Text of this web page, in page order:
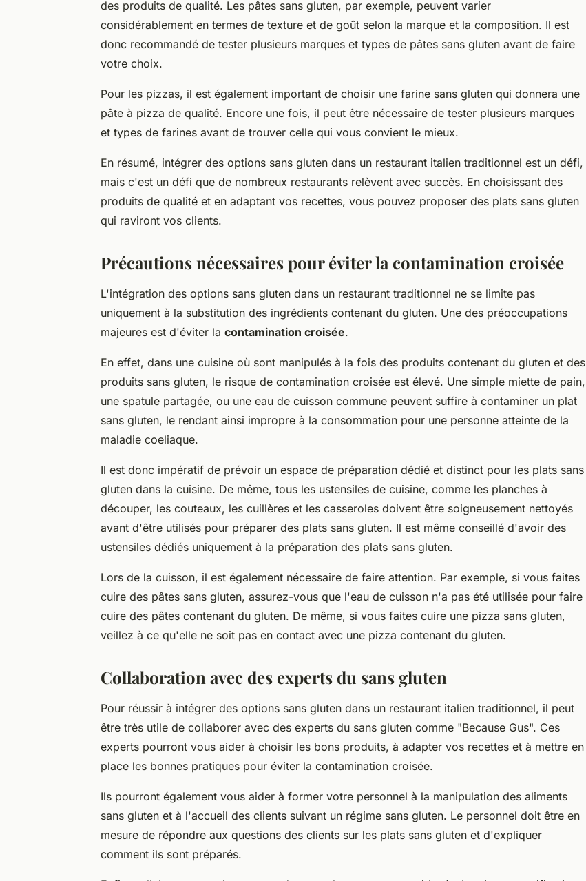
des produits de qualité. Les pâtes sans gluten, par exemple, peuvent varier
considérablement en termes de texture et de goût selon la marque et la composition. Il est
donc recommandé de tester plusieurs marques et types de pâtes sans gluten avant de faire
votre choix.
Pour les pizzas, il est également important de choisir une farine sans gluten qui donnera une
pâte à pizza de qualité. Encore une fois, il peut être nécessaire de tester plusieurs marques
et types de farines avant de trouver celle qui vous convient le mieux.
En résumé, intégrer des options sans gluten dans un restaurant italien traditionnel est un défi,
mais c'est un défi que de nombreux restaurants relèvent avec succès. En choisissant des
produits de qualité et en adaptant vos recettes, vous pouvez proposer des plats sans gluten
qui raviront vos clients.
Précautions nécessaires pour éviter la contamination croisée
L'intégration des options sans gluten dans un restaurant traditionnel ne se limite pas
uniquement à la substitution des ingrédients contenant du gluten. Une des préoccupations
majeures est d'éviter la contamination croisée.
En effet, dans une cuisine où sont manipulés à la fois des produits contenant du gluten et des
produits sans gluten, le risque de contamination croisée est élevé. Une simple miette de pain,
une spatule partagée, ou une eau de cuisson commune peuvent suffire à contaminer un plat
sans gluten, le rendant ainsi impropre à la consommation pour une personne atteinte de la
maladie coeliaque.
Il est donc impératif de prévoir un espace de préparation dédié et distinct pour les plats sans
gluten dans la cuisine. De même, tous les ustensiles de cuisine, comme les planches à
découper, les couteaux, les cuillères et les casseroles doivent être soigneusement nettoyés
avant d'être utilisés pour préparer des plats sans gluten. Il est même conseillé d'avoir des
ustensiles dédiés uniquement à la préparation des plats sans gluten.
Lors de la cuisson, il est également nécessaire de faire attention. Par exemple, si vous faites
cuire des pâtes sans gluten, assurez-vous que l'eau de cuisson n'a pas été utilisée pour faire
cuire des pâtes contenant du gluten. De même, si vous faites cuire une pizza sans gluten,
veillez à ce qu'elle ne soit pas en contact avec une pizza contenant du gluten.
Collaboration avec des experts du sans gluten
Pour réussir à intégrer des options sans gluten dans un restaurant italien traditionnel, il peut
être très utile de collaborer avec des experts du sans gluten comme "Because Gus". Ces
experts pourront vous aider à choisir les bons produits, à adapter vos recettes et à mettre en
place les bonnes pratiques pour éviter la contamination croisée.
Ils pourront également vous aider à former votre personnel à la manipulation des aliments
sans gluten et à l'accueil des clients suivant un régime sans gluten. Le personnel doit être en
mesure de répondre aux questions des clients sur les plats sans gluten et d'expliquer
comment ils sont préparés.